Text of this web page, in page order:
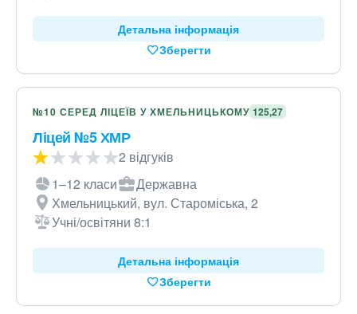
Детальна інформація
Зберегти
№10 СЕРЕД ЛІЦЕЇВ У ХМЕЛЬНИЦЬКОМУ 125,27
Ліцей №5 ХМР
2 відгуків
1–12 класи
Державна
Хмельницький, вул. Староміська, 2
Учні/освітяни 8:1
Детальна інформація
Зберегти